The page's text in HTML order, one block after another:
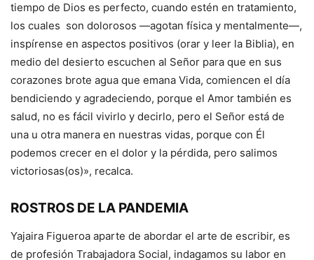
tiempo de Dios es perfecto, cuando estén en tratamiento,
los cuales son dolorosos —agotan física y mentalmente—,
inspírense en aspectos positivos (orar y leer la Biblia), en
medio del desierto escuchen al Señor para que en sus
corazones brote agua que emana Vida, comiencen el día
bendiciendo y agradeciendo, porque el Amor también es
salud, no es fácil vivirlo y decirlo, pero el Señor está de
una u otra manera en nuestras vidas, porque con Él
podemos crecer en el dolor y la pérdida, pero salimos
victoriosas(os)», recalca.
ROSTROS DE LA PANDEMIA
Yajaira Figueroa aparte de abordar el arte de escribir, es
de profesión Trabajadora Social, indagamos su labor en